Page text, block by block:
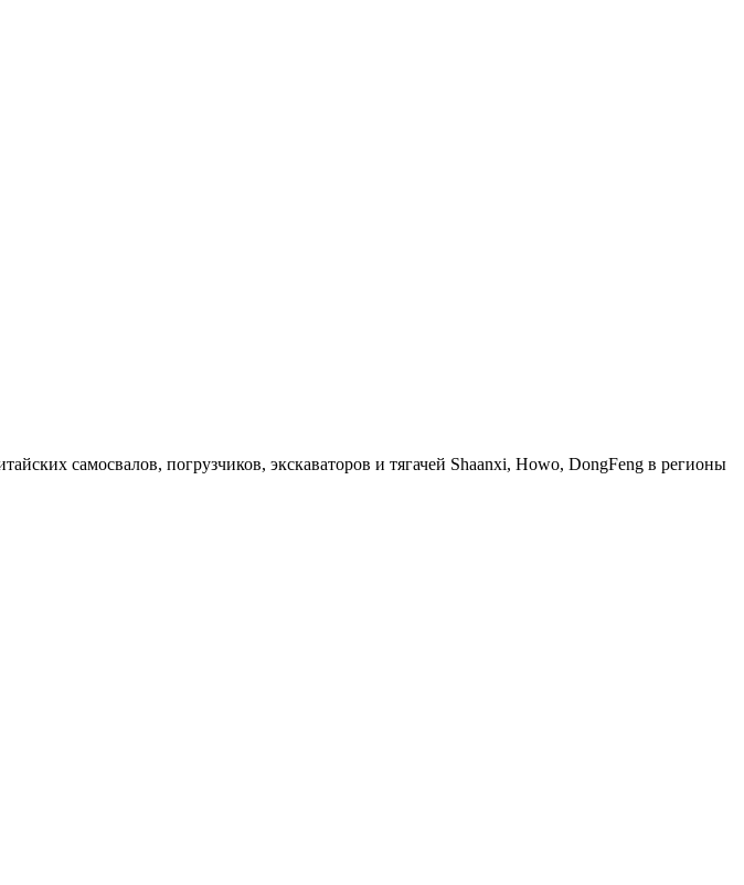
самосвалов, погрузчиков, экскаваторов и тягачей Shaanxi, Howo, DongFeng в регионы